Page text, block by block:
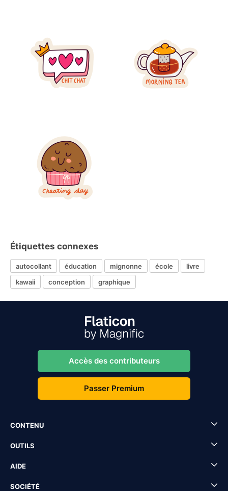
Étiquettes connexes
autocollant éducation mignonne école
livre
kawaii
conception graphique
Accès des contributeurs
Passer Premium
CONTENU
OUTILS
AIDE
SOCIÉTÉ